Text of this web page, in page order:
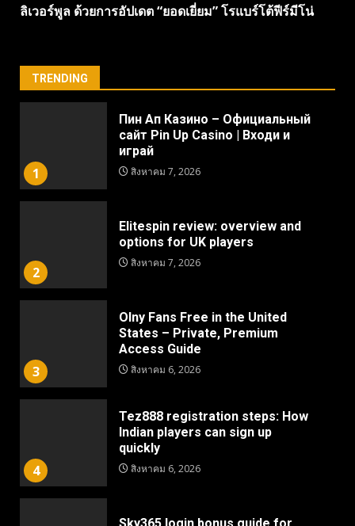
ลิเวอร์พูล ด้วยการอัปเดต “ยอดเยี่ยม” โรแบร์โต้ฟีร์มีโน่
TRENDING
1
Пин Ап Казино – Официальный
сайт Pin Up Casino | Входи и
играй
สิงหาคม 7, 2026
2
Elitespin review: overview and
options for UK players
สิงหาคม 7, 2026
3
Olny Fans Free in the United
States – Private, Premium
Access Guide
สิงหาคม 6, 2026
4
Tez888 registration steps: How
Indian players can sign up
quickly
สิงหาคม 6, 2026